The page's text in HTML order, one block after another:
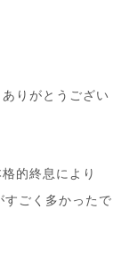
りがとうござい
的終息により
すごく多かったで